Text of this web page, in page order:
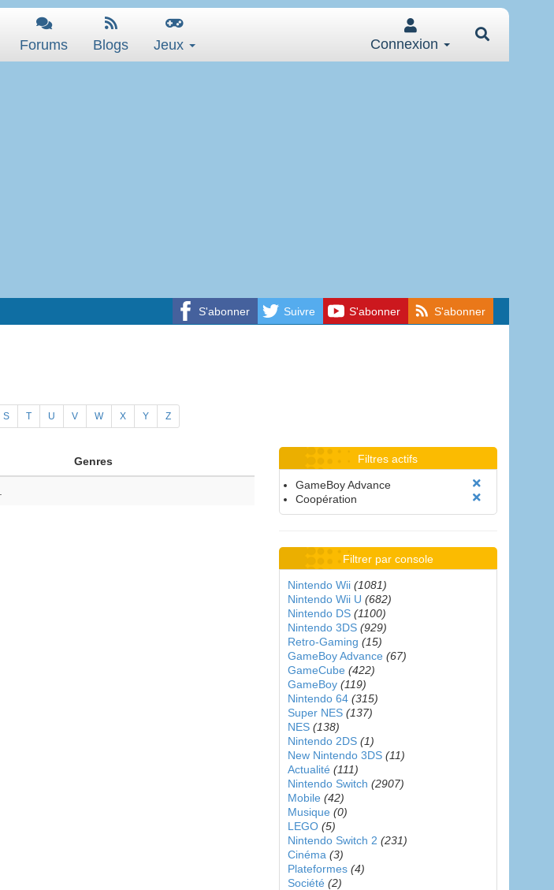
Forums Blogs Jeux Connexion
S'abonner Suivre S'abonner S'abonner
S T U V W X Y Z
Genres Filtres actifs
GameBoy Advance
Coopération
Filtrer par console
Nintendo Wii (1081)
Nintendo Wii U (682)
Nintendo DS (1100)
Nintendo 3DS (929)
Retro-Gaming (15)
GameBoy Advance (67)
GameCube (422)
GameBoy (119)
Nintendo 64 (315)
Super NES (137)
NES (138)
Nintendo 2DS (1)
New Nintendo 3DS (11)
Actualité (111)
Nintendo Switch (2907)
Mobile (42)
Musique (0)
LEGO (5)
Nintendo Switch 2 (231)
Cinéma (3)
Plateformes (4)
Société (2)